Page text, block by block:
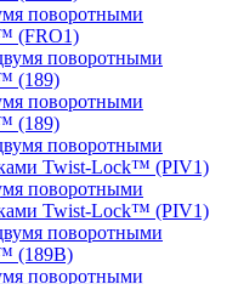
поворотными
(FRO1)
поворотными
(189)
поворотными
Twist-Lock™ (PIV1)
поворотными